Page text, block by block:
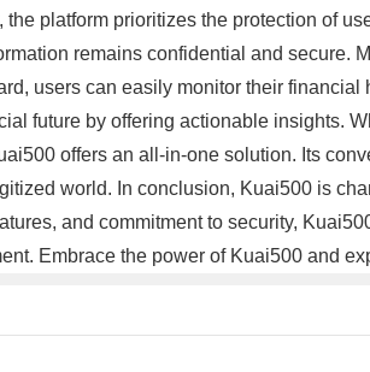
platform prioritizes the protection of
remains confidential and
users can easily monitor their
future by offering actionable insights.
offers an all-in-one solution. Its
world. In conclusion, Kuai500 is
and commitment to security,
Embrace the power of Kuai500 and